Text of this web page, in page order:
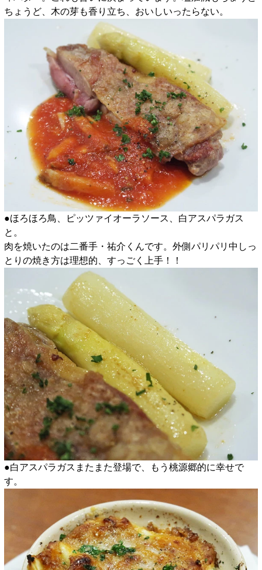
ちょうど、木の芽も香り立ち、おいしいったらない。
●ほろほろ鳥、ピッツァイオーラソース、白アスパラガス
と。
肉を焼いたのは二番手・祐介くんです。外側パリパリ中しっ
とりの焼き方は理想的、すっごく上手！！
●白アスパラガスまたまた登場で、もう桃源郷的に幸せで
す。